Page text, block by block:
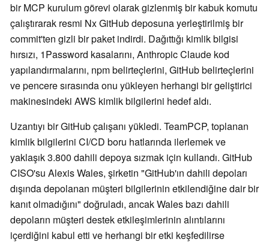
bir MCP kurulum görevi olarak gizlenmiş bir kabuk komutu
çalıştırarak resmi Nx GitHub deposuna yerleştirilmiş bir
commit'ten gizli bir paket indirdi. Dağıttığı kimlik bilgisi
hırsızı, 1Password kasalarını, Anthropic Claude kod
yapılandırmalarını, npm belirteçlerini, GitHub belirteçlerini
ve pencere sırasında onu yükleyen herhangi bir geliştirici
makinesindeki AWS kimlik bilgilerini hedef aldı.
Uzantıyı bir GitHub çalışanı yükledi. TeamPCP, toplanan
kimlik bilgilerini CI/CD boru hatlarında ilerlemek ve
yaklaşık 3.800 dahili depoya sızmak için kullandı. GitHub
CISO'su Alexis Wales, şirketin "GitHub'ın dahili depoları
dışında depolanan müşteri bilgilerinin etkilendiğine dair bir
kanıt olmadığını" doğruladı, ancak Wales bazı dahili
depoların müşteri destek etkileşimlerinin alıntılarını
içerdiğini kabul etti ve herhangi bir etki keşfedilirse